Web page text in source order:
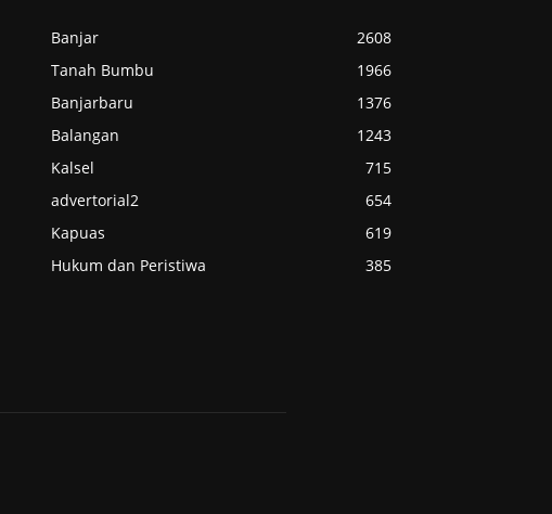
Banjar
2608
Tanah Bumbu
1966
Banjarbaru
1376
Balangan
1243
Kalsel
715
advertorial2
654
Kapuas
619
Hukum dan Peristiwa
385